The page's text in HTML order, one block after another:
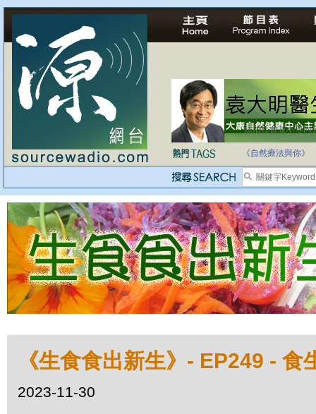
法治社會並不等同
自家教育合法化-
《自然療法與你》
《生食食出新生》- EP249 - 食
2023-11-30